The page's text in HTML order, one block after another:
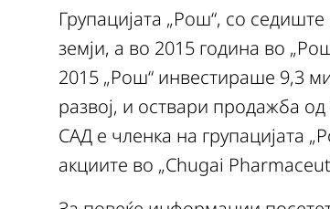
Групацијата „Рош“, со
земји, а во 2015 година во
2015 „Рош“ инвестираше 9,3
развој, и оствари продажба
САД е членка на групацијата
акциите во „Chugai